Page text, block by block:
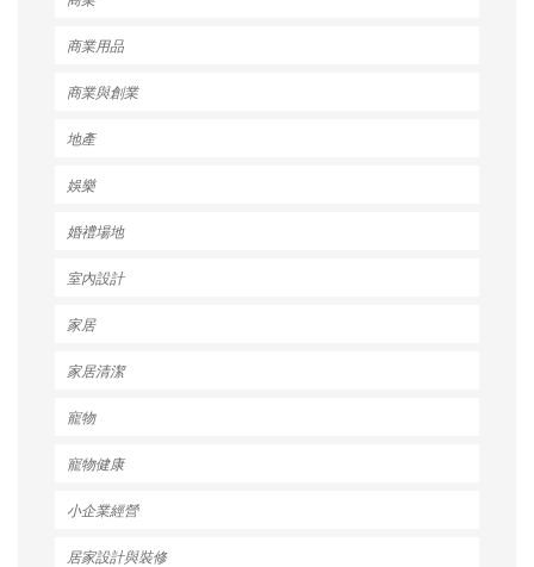
商業用品
商業與創業
地產
娛樂
婚禮場地
室內設計
家居
家居清潔
寵物
寵物健康
小企業經營
居家設計與裝修